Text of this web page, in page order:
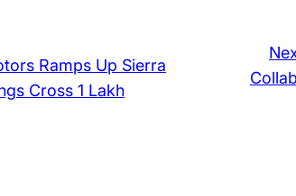
Ramps Up Sierra
Cross 1 Lakh